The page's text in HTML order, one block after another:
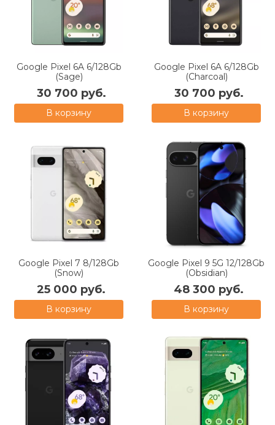
Google Pixel 6A 6/128Gb
(Sage)
30 700 руб.
В корзину
Google Pixel 6A 6/128Gb
(Charcoal)
30 700 руб.
В корзину
Google Pixel 7 8/128Gb
(Snow)
25 000 руб.
В корзину
Google Pixel 9 5G 12/128Gb
(Obsidian)
48 300 руб.
В корзину